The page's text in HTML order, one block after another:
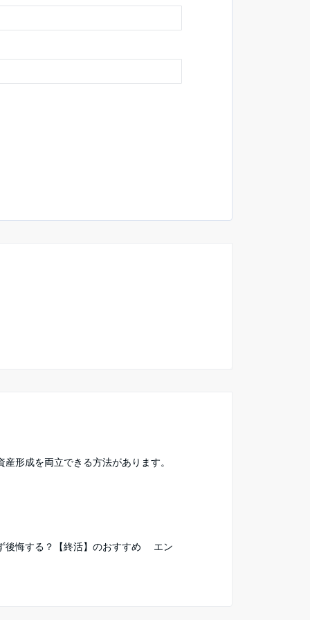
形成を両立できる方法があります。
後悔する？【終活】のおすすめ エン